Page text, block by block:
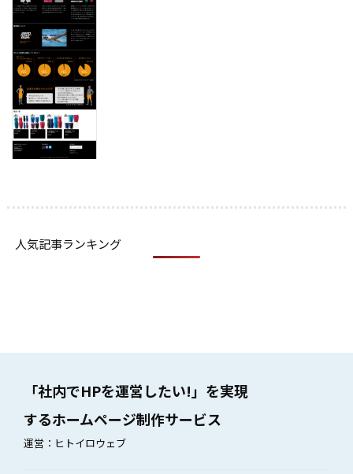
人気記事ランキング
「社内でHPを運営したい!」を実現
するホームページ制作サービス
運営：ヒトイロウェブ